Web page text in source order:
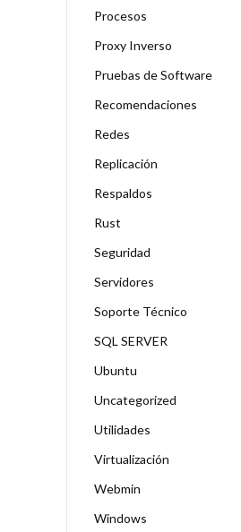
Procesos
Proxy Inverso
Pruebas de Software
Recomendaciones
Redes
Replicación
Respaldos
Rust
Seguridad
Servidores
Soporte Técnico
SQL SERVER
Ubuntu
Uncategorized
Utilidades
Virtualización
Webmin
Windows